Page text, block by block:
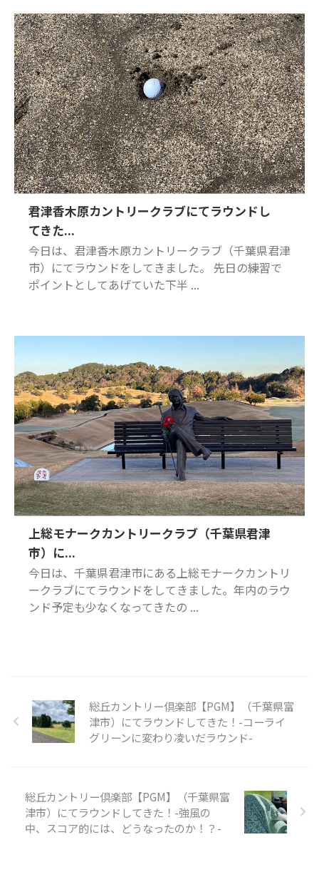
君津香木原カントリークラブにてラウンドし
てきた...
今日は、君津香木原カントリークラブ（千葉県君津
市）にてラウンドをしてきました。 先日の練習で
ポイントとしてあげていた下半 ...
上総モナークカントリークラブ（千葉県君津
市）に...
今日は、千葉県君津市にある上総モナークカントリ
ークラブにてラウンドをしてきました。年内のラウ
ンド予定も少なくなってきたの ...
総丘カントリー倶楽部【PGM】（千葉県富
津市）にてラウンドしてきた！-コーライ
グリーンに変わり凌いだラウンド-
総丘カントリー倶楽部【PGM】（千葉県富
津市）にてラウンドしてきた！-強風の
中、スコア的には、どうなったのか！？-